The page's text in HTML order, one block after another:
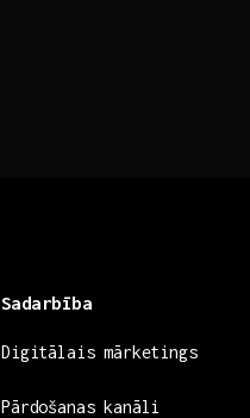
Sadarbība
Digitālais mārketings
Pārdošanas kanāli